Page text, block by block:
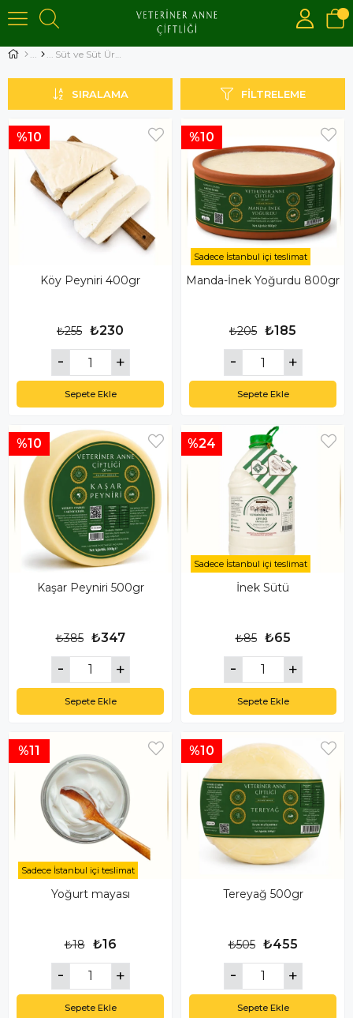
Süt ve Süt Ürünleri
FILTRELEME
SIRALAMA
Köy Peyniri 400gr
₺230
₺255
Sepete Ekle
%10
Manda-İnek Yoğurdu 800gr
₺185
₺205
Sepete Ekle
%10
Sadece İstanbul içi teslimat
Kaşar Peyniri 500gr
₺347
₺385
Sepete Ekle
%10
İnek Sütü
₺65
₺85
Sepete Ekle
%24
Sadece İstanbul içi teslimat
Yoğurt mayası
₺16
₺18
Sepete Ekle
%11
Sadece İstanbul içi teslimat
Tereyağ 500gr
₺455
₺505
Sepete Ekle
%10